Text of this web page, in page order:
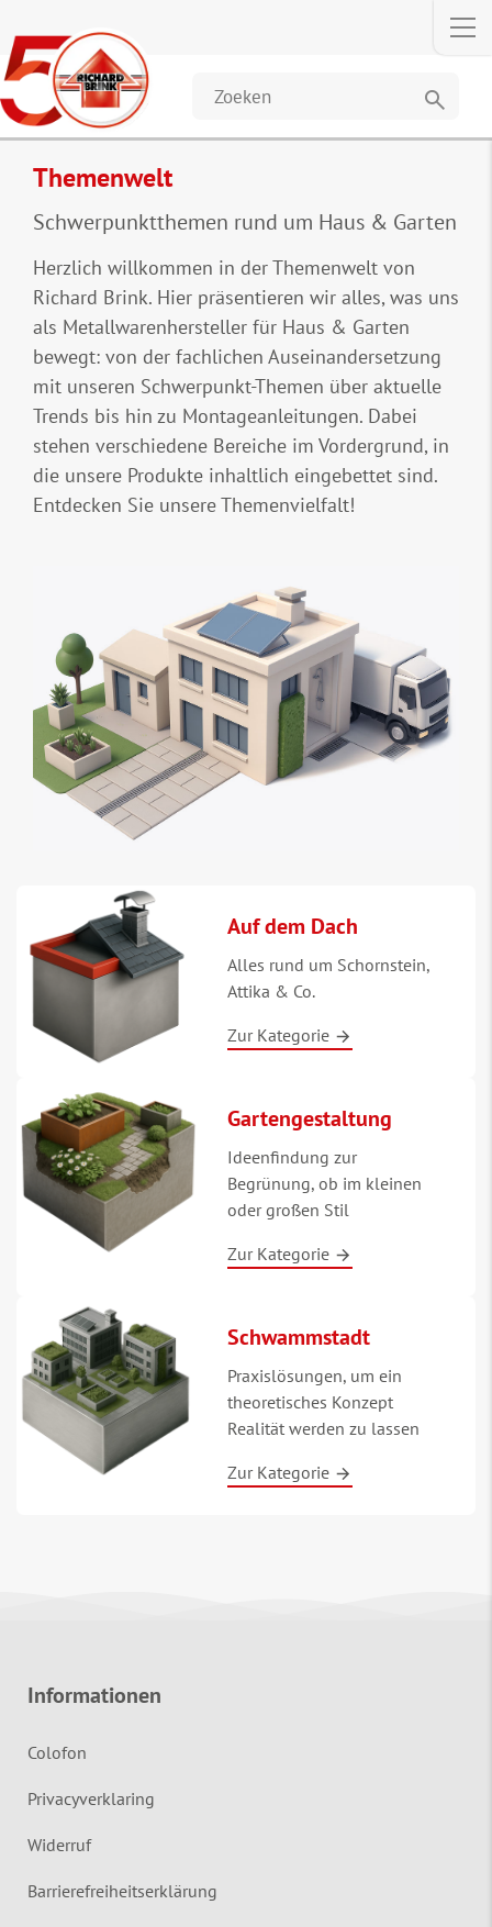
search
Themenwelt
Schwerpunktthemen rund um Haus & Garten
Herzlich willkommen in der Themenwelt von
Richard Brink. Hier präsentieren wir alles, was uns
als Metallwarenhersteller für Haus & Garten
bewegt: von der fachlichen Auseinandersetzung
mit unseren Schwerpunkt-Themen über aktuelle
Trends bis hin zu Montageanleitungen. Dabei
stehen verschiedene Bereiche im Vordergrund, in
die unsere Produkte inhaltlich eingebettet sind.
Entdecken Sie unsere Themenvielfalt!
Auf dem Dach
Alles rund um Schornstein,
Attika & Co.
Zur Kategorie
Gartengestaltung
Ideenfindung zur
Begrünung, ob im kleinen
oder großen Stil
Zur Kategorie
Schwammstadt
Praxislösungen, um ein
theoretisches Konzept
Realität werden zu lassen
Zur Kategorie
Informationen
Colofon
Privacyverklaring
Widerruf
Barrierefreiheitserklärung